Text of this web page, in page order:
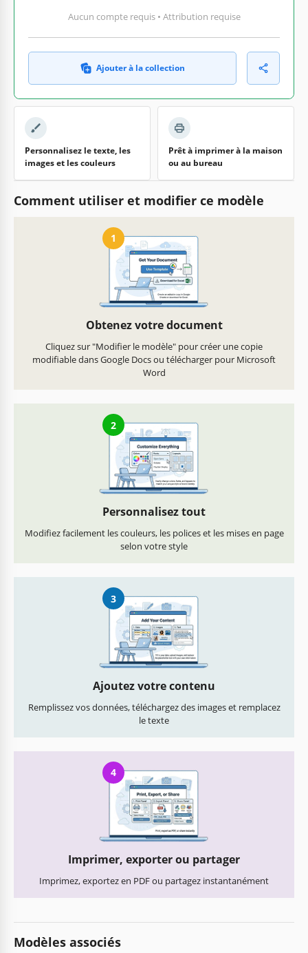
Aucun compte requis • Attribution requise
Ajouter à la collection
Personnalisez le texte, les
images et les couleurs
Prêt à imprimer à la maison
ou au bureau
Comment utiliser et modifier ce modèle
1
Obtenez votre document
Cliquez sur "Modifier le modèle" pour créer une copie
modifiable dans Google Docs ou télécharger pour Microsoft
Word
2
Personnalisez tout
Modifiez facilement les couleurs, les polices et les mises en page
selon votre style
3
Ajoutez votre contenu
Remplissez vos données, téléchargez des images et remplacez
le texte
4
Imprimer, exporter ou partager
Imprimez, exportez en PDF ou partagez instantanément
Modèles associés